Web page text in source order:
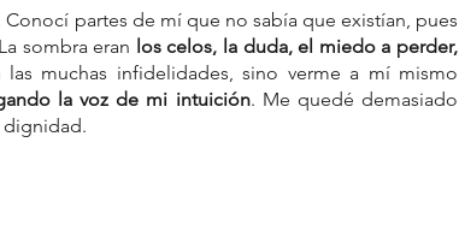
Conocí partes de mí que no sabía que existían, pues
sombra eran los celos, la duda, el miedo a perder,
muchas infidelidades, sino verme a mí mismo
la voz de mi intuición. Me quedé demasiado
dignidad.